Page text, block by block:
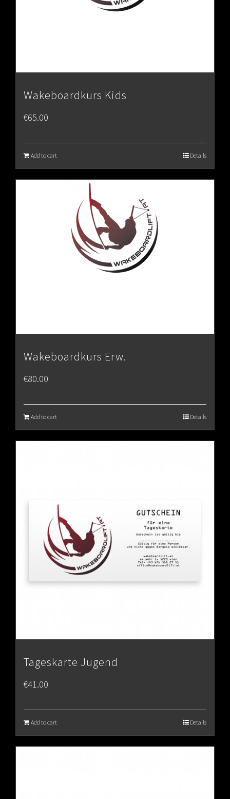
Wakeboardkurs Kids
€65.00
Add to cart Details
Wakeboardkurs Erw.
€80.00
Add to cart Details
Tageskarte Jugend
€41.00
Add to cart Details